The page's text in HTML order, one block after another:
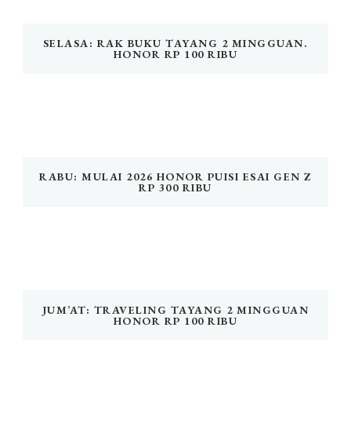
SELASA: RAK BUKU TAYANG 2 MINGGUAN.
HONOR RP 100 RIBU
RABU: MULAI 2026 HONOR PUISI ESAI GEN Z
RP 300 RIBU
JUM’AT: TRAVELING TAYANG 2 MINGGUAN
HONOR RP 100 RIBU